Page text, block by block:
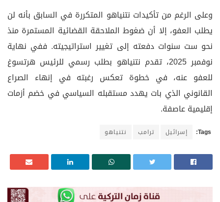
وعلى الرغم من تأكيدات نتنياهو المتكررة في السابق بأنه لن
يطلب العفو، إلا أن ضغوط الملاحقة القضائية المستمرة منذ
نحو ست سنوات دفعته إلى تغيير استراتيجيته. ففي نهاية
نوفمبر 2025، تقدم نتنياهو بطلب رسمي للرئيس هرتسوغ
للعفو عنه، في خطوة تعكس رغبته في إنهاء الصراع
القانوني الذي بات يهدد مستقبله السياسي في خضم أزمات
إقليمية عاصفة.
Tags: إسرائيل ترامب نتنياهو